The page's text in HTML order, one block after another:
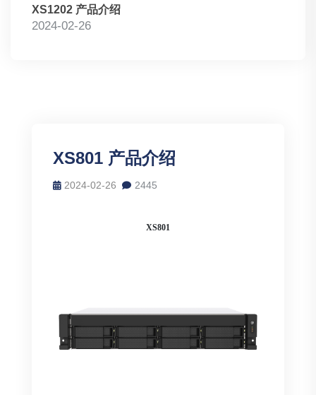
XS1202 产品介绍
2024-02-26
XS801 产品介绍
2024-02-26 2445
XS801